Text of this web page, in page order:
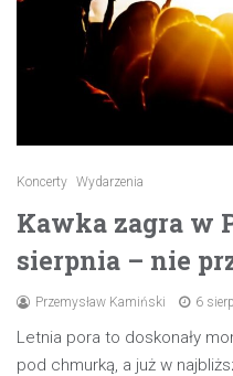
Koncerty Wydarzenia
Kawka zagra w
sierpnia – nie
Przemysław Kamiński 6
Letnia pora to doskonały
pod chmurką, a już w